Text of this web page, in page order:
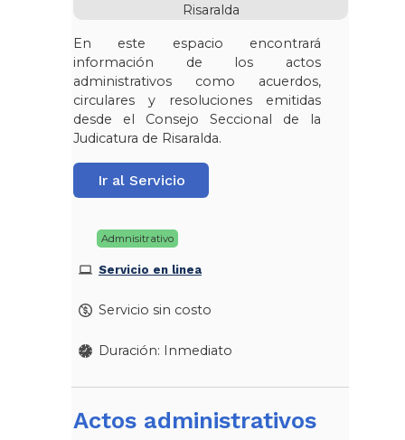
Risaralda
En este espacio encontrará
información de los actos
administrativos como acuerdos,
circulares y resoluciones emitidas
desde el Consejo Seccional de la
Judicatura de Risaralda.
Ir al Servicio
Admnisitrativo
Servicio en linea
Servicio sin costo
Duración: Inmediato
Actos administrativos